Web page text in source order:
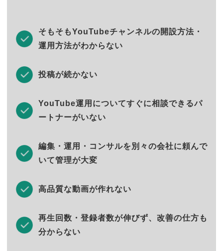
そもそもYouTubeチャンネルの開設方法・
運用方法がわからない
投稿が続かない
YouTube運用についてすぐに相談できるパ
ートナーがいない
編集・運用・コンサルを別々の会社に頼んで
いて管理が大変
高品質な動画が作れない
再生回数・登録者数が伸びず、改善の仕方も
分からない